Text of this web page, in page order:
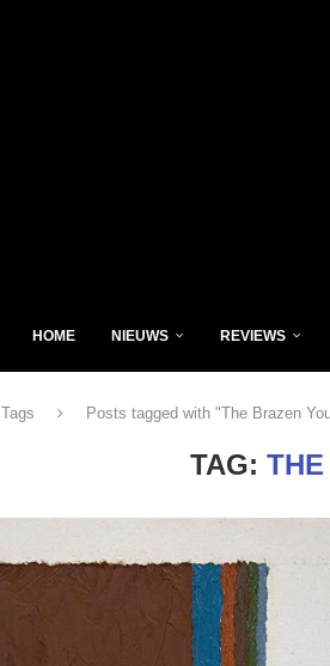
HOME NIEUWS REVIEWS
Tags Posts tagged with "The Brazen
TAG: